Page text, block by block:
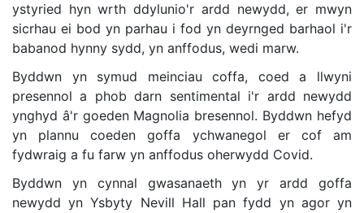
ystyried hyn wrth ddylunio'r ardd newydd, er mwyn
sicrhau ei bod yn parhau i fod yn deyrnged barhaol i'r
babanod hynny sydd, yn anffodus, wedi marw.
Byddwn yn symud meinciau coffa, coed a llwyni
presennol a phob darn sentimental i'r ardd newydd
ynghyd â'r goeden Magnolia bresennol. Byddwn hefyd
yn plannu coeden goffa ychwanegol er cof am
fydwraig a fu farw yn anffodus oherwydd Covid.
Byddwn yn cynnal gwasanaeth yn yr ardd goffa
newydd yn Ysbyty Nevill Hall pan fydd yn agor yn